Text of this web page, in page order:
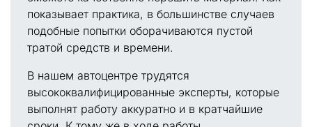
показывает практика, в большинстве случаев
подобные попытки оборачиваются пустой
тратой средств и времени.
В нашем автоцентре трудятся
высококвалифицированные эксперты, которые
выполнят работу аккуратно и в кратчайшие